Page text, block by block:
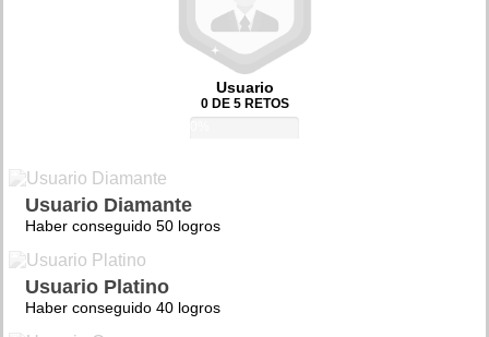
Usuario
0 DE 5 RETOS
Usuario Diamante
Haber conseguido 50 logros
Usuario Platino
Haber conseguido 40 logros